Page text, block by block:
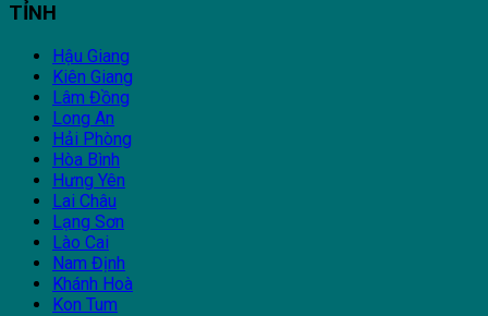
TỈNH
Hậu Giang
Kiên Giang
Lâm Đồng
Long An
Hải Phòng
Hòa Bình
Hưng Yên
Lai Châu
Lạng Sơn
Lào Cai
Nam Định
Khánh Hoà
Kon Tum